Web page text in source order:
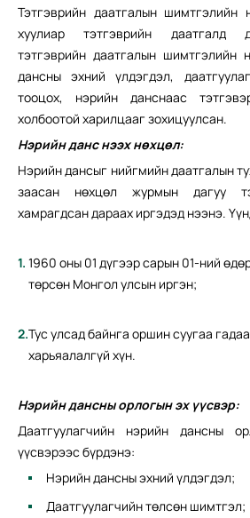
Тэтгэврийн даатгалын шимтгэлийн
хуулиар тэтгэврийн даатгалд
тэтгэврийн даатгалын шимтгэлийн
дансны эхний үлдэгдэл,
тооцох, нэрийн данснаас
холбоотой харилцааг зохицуулсан.
Нэрийн данс нээх нөхцөл:
Нэрийн дансыг нийгмийн даатгалын
заасан нөхцөл журмын дагуу
хамрагдсан дараах иргэдэд нээнэ.
1960 оны 01 дүгээр сарын 01-ний
төрсөн Монгол улсын иргэн;
Тус улсад байнга оршин суугаа
харьяалалгүй хүн.
Нэрийн дансны орлогын эх үүсвэр:
Даатгуулагчийн нэрийн дансны
үүсвэрээс бүрдэнэ:
Нэрийн дансны эхний үлдэгдэл;
Даатгуулагчийн төлсөн шимтгэл;